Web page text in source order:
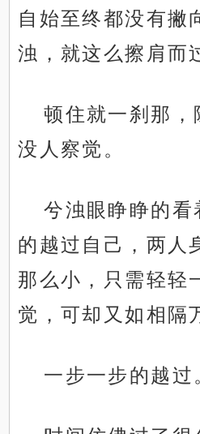
自始至终都没有撇
浊，就这么擦肩而
顿住就一刹那，
没人察觉。
兮浊眼睁睁的看
的越过自己，两人
那么小，只需轻轻
觉，可却又如相隔
一步一步的越过